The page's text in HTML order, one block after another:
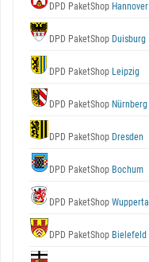
DPD PaketShop Hannover
DPD PaketShop Duisburg
DPD PaketShop Leipzig
DPD PaketShop Nürnberg
DPD PaketShop Dresden
DPD PaketShop Bochum
DPD PaketShop Wuppertal
DPD PaketShop Bielefeld